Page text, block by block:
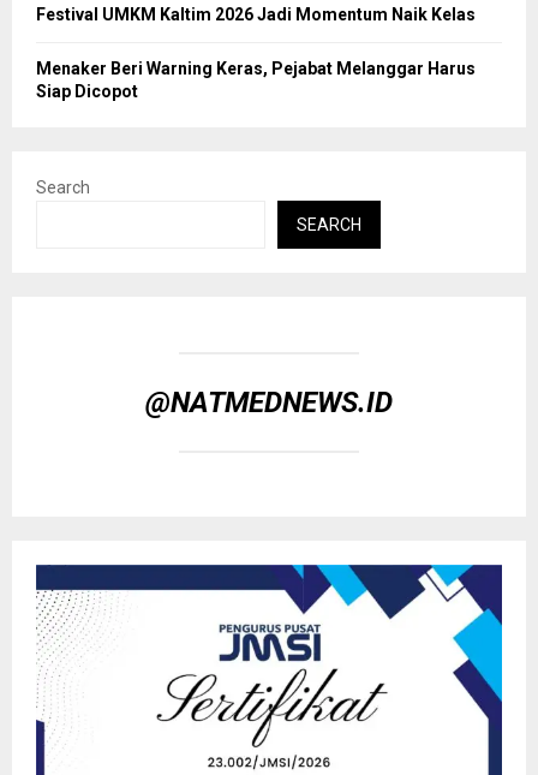
Festival UMKM Kaltim 2026 Jadi Momentum Naik Kelas
Menaker Beri Warning Keras, Pejabat Melanggar Harus
Siap Dicopot
Search
SEARCH
@NATMEDNEWS.ID